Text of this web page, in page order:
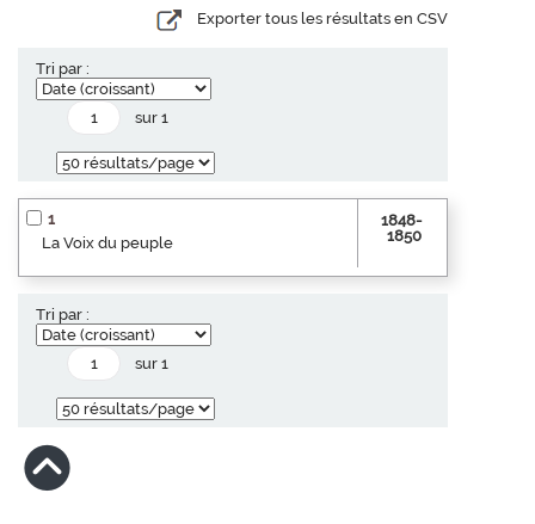
Exporter tous les résultats en CSV
Tri par :
sur 1
1
La Voix du peuple
1848-
1850
Tri par :
sur 1